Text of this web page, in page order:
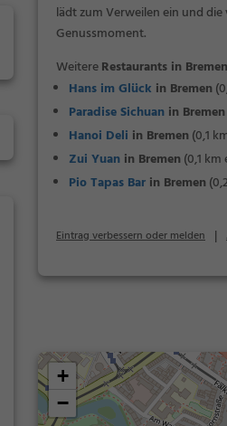
lädt zum Verweilen ein und
Genussmoment.
WeitereRestaurants in
Hans im Glück in Bremen
Paradise Sichuan in Bremen
Hanoi Deli in Bremen (0,1
Zui Yuan in Bremen (0,1
Pio Tapas Bar in Bremen
Eintrag verbessern oder melden |
+
−